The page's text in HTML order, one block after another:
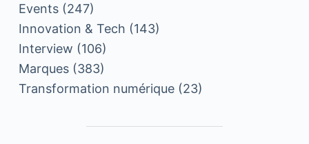
Events(247)
Innovation & Tech (143)
Interview (106)
Marques(383)
Transformation numérique(23)